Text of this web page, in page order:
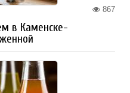
867
в Каменске-